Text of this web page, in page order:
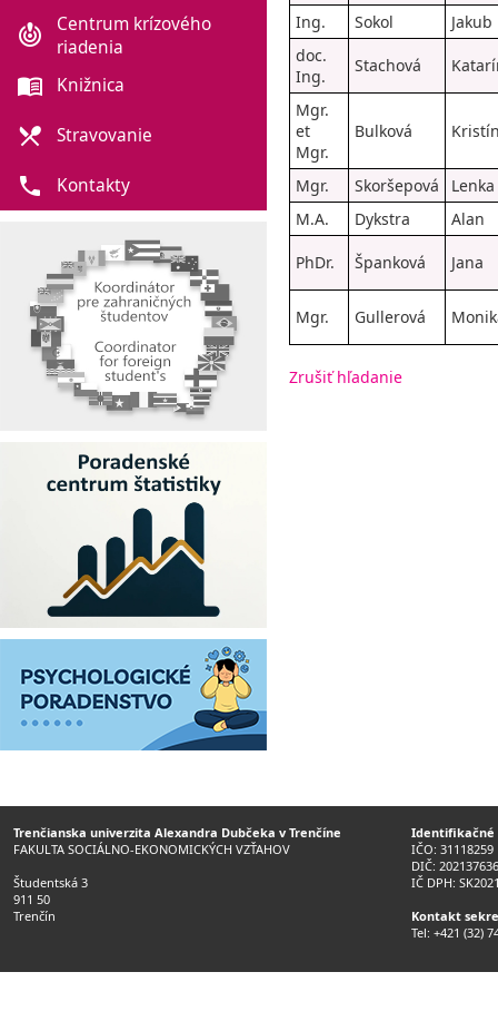
Ing. Sokol
Jakub
doc.
Ing.
Stachová
Mgr.
et
Mgr.
Bulková
Mgr. Skoršepová
Lenka
M.A.
Dykstra Alan
PhDr. Španková Jana
Mgr. Gullerová
Zrušiť hľadanie
crisis_alert
Centrum krízového
riadenia
menu_book Knižnica
local_dining Stravovanie
phone Kontakty
Trenčianska univerzita Alexandra Dubčeka v Trenčíne
FAKULTA SOCIÁLNO-EKONOMICKÝCH VZŤAHOV
Študentská 3
911 50
Trenčín
Identifikačné
IČO: 31118259
DIČ:
IČ DPH:
Kontakt
Tel: +421 (32)